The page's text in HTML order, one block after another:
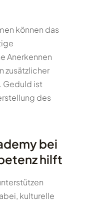
können das
Anerkennen
zusätzlicher
Geduld ist
des
bei
hilft
kulturelle